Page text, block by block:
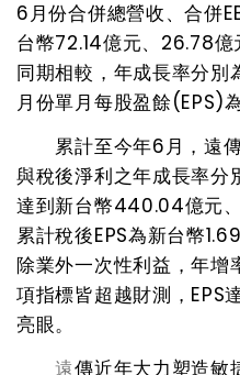
6月份合併總營收、合併
台幣72.14億元、 26.78億
同期相較，年成長率分別
月份單月每股盈餘(EPS)
累計至今年6月 ，遠
與稅後淨利之年成長率分
達到新台幣440.04億元、
累計稅後EPS為新台幣1.69
除業外一次性利益，年增
項指標皆超越財測， EPS
亮眼。
遠傳近年大力塑造敏